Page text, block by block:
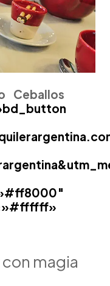
Ceballos
con magia